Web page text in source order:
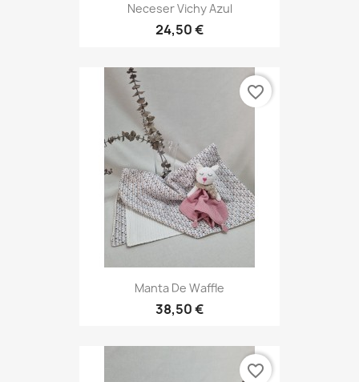
Neceser Vichy Azul
24,50 €
Manta De Waffle
38,50 €
favorite_border
favorite_border